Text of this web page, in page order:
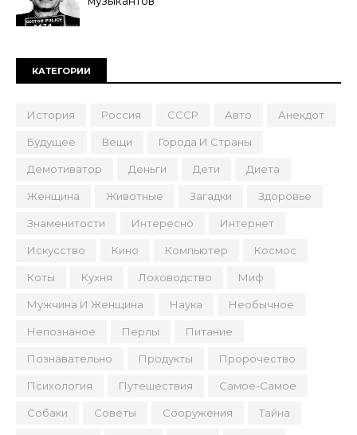
КАТЕГОРИИ
История Россия СССР Авто Анекдот
Будущее Вещи Города И Страны
Демотиватор Деньги Дети Диета
Женщина Животные Загадки Здоровье
Знаменитости Интересно Интернет
Искусство Кино Компьютер Космос
Коты Кухня Лоховодство Миф
Мужчина И Женщина Наука Необычное
Непознаное Перлы Питание
Познавательно Продукты Пророчество
Психология Путешествия Самое-Самое
Собаки Советы Сооружения Тайна